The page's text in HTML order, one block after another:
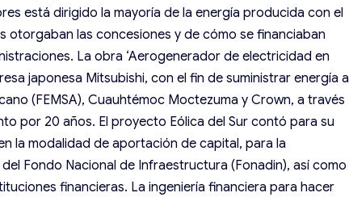
está dirigido la mayoría de la energía producida con el
otorgaban las concesiones y de cómo se financiaban
La obra ‘Aerogenerador de electricidad en
japonesa Mitsubishi, con el fin de suministrar energía a
(FEMSA), Cuauhtémoc Moctezuma y Crown, a través
por 20 años. El proyecto Eólica del Sur contó para su
la modalidad de aportación de capital, para la
Fondo Nacional de Infraestructura (Fonadin), así como
financieras. La ingeniería financiera para hacer